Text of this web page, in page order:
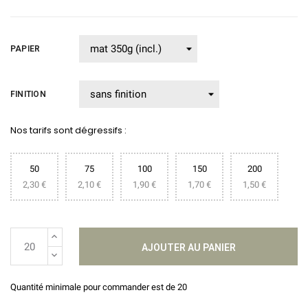
PAPIER
FINITION
Nos tarifs sont dégressifs :
50
2,30 €
75
2,10 €
100
1,90 €
150
1,70 €
200
1,50 €
AJOUTER AU PANIER
Quantité minimale pour commander est de 20